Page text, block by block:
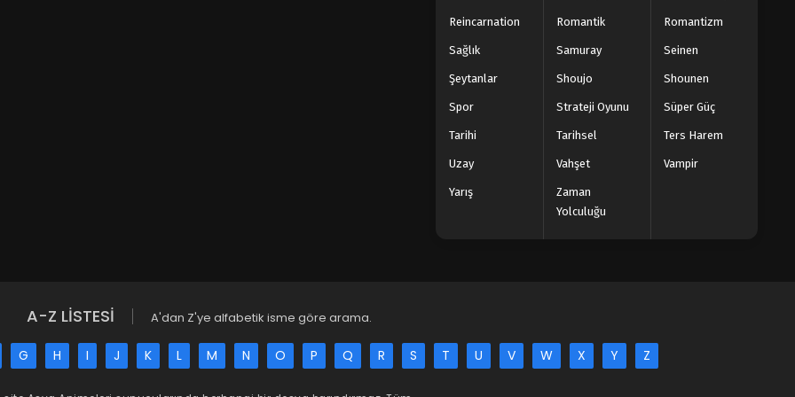
Reincarnation Romantik Romantizm
Sağlık Samuray Seinen
Şeytanlar Shoujo Shounen
Spor Strateji Oyunu Süper Güç
Tarihi Tarihsel Ters Harem
Uzay Vahşet Vampir
Yarış
Zaman
Yolculuğu
A-Z LİSTESİ A'dan Z'ye alfabetik isme göre arama.
G H I J K L M N O P Q R S T U V W X Y Z